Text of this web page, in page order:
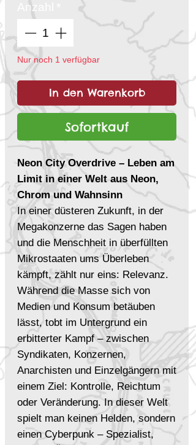
Anzahl
Nur noch 1 verfügbar
In den Warenkorb
Sofortkauf
Neon City Overdrive – Leben am
Limit in einer Welt aus Neon,
Chrom und Wahnsinn
In einer düsteren Zukunft, in der
Megakonzerne das Sagen haben
und die Menschheit in überfüllten
Mikrostaaten ums Überleben
kämpft, zählt nur eins: Relevanz.
Während die Masse sich von
Medien und Konsum betäuben
lässt, tobt im Untergrund ein
erbitterter Kampf – zwischen
Syndikaten, Konzernen,
Anarchisten und Einzelgängern mit
einem Ziel: Kontrolle, Reichtum
oder Veränderung. In dieser Welt
spielt man keinen Helden, sondern
einen Cyberpunk – Spezialist,